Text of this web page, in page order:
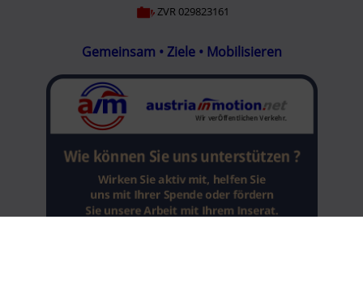
ZVR 029823161
Gemeinsam • Ziele • Mobilisieren